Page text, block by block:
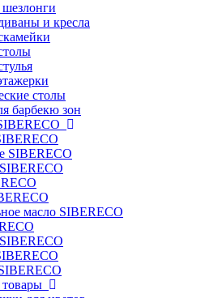
и кресла
столы
барбекю зон
SIBERECO
масло SIBERECO